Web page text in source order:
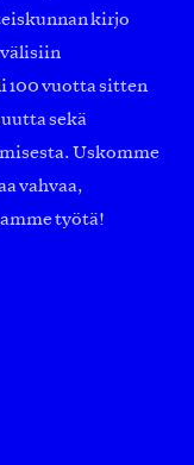
kirjo
100 vuotta sitten
sekä
Uskomme
vahvaa,
työtä!